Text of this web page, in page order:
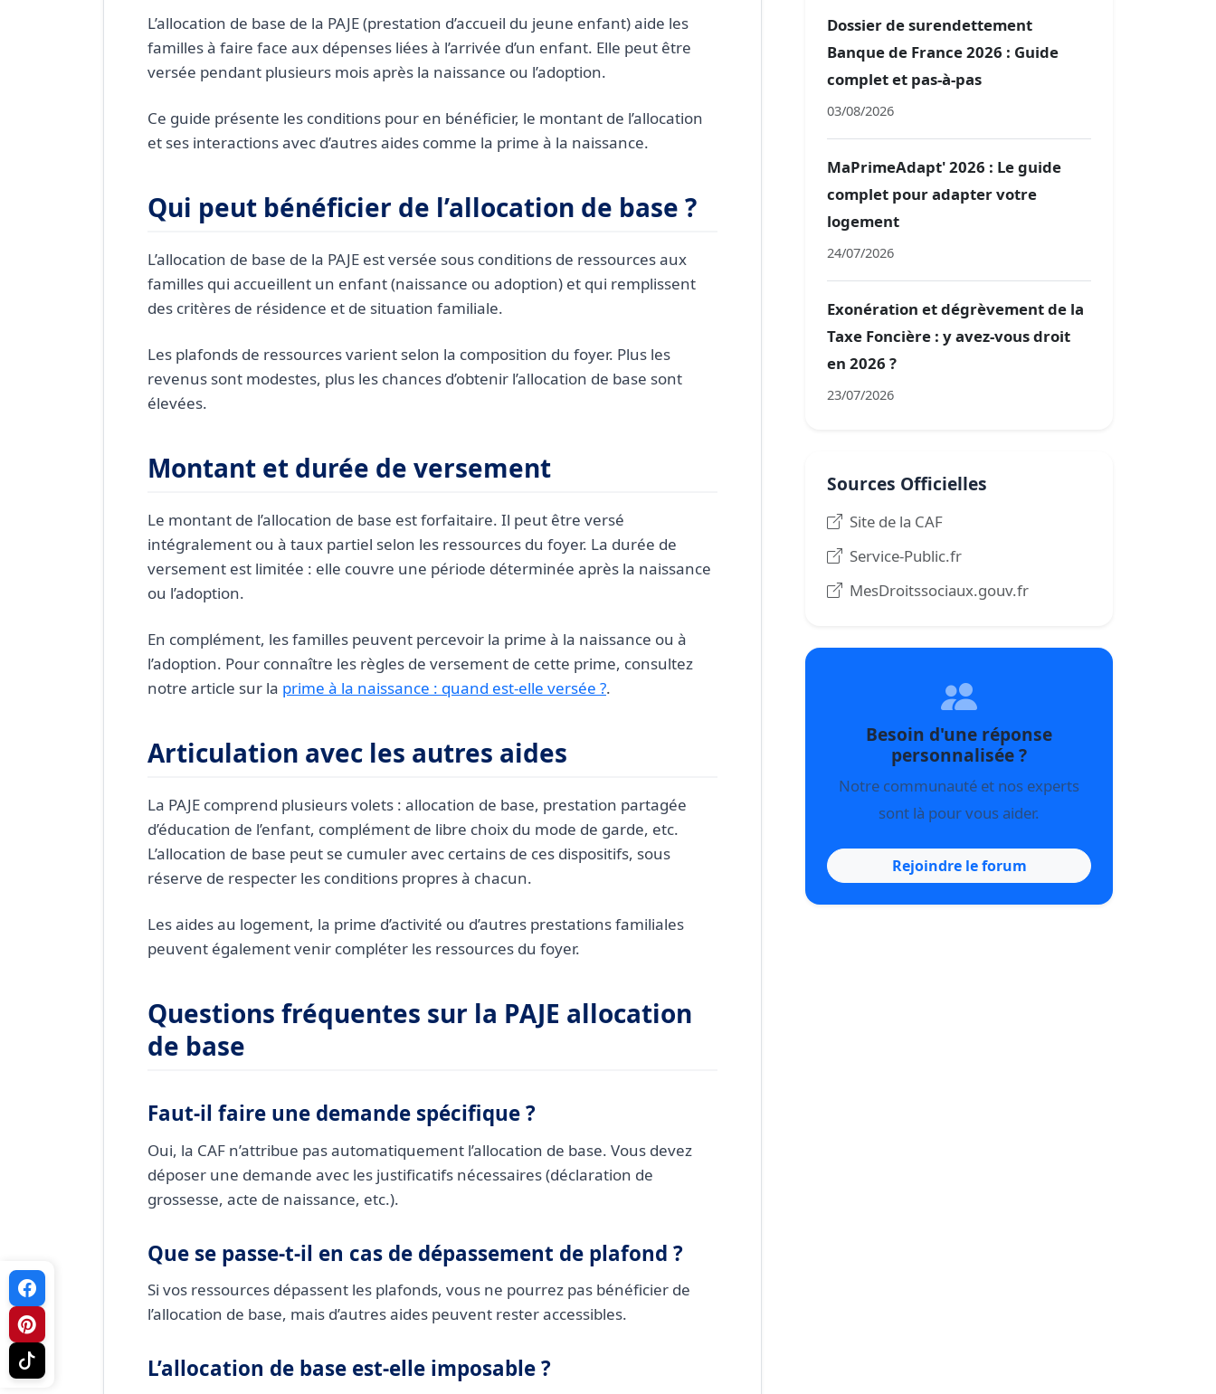
Questions fréquentes sur la PAJE allocation de base
Faut-il faire une demande spécifique ?
Que se passe-t-il en cas de dépassement de plafond ?
L’allocation de base est-elle imposable ?
L’allocation de base de la PAJE (prestation d’accueil du jeune enfant) aide les
familles à faire face aux dépenses liées à l’arrivée d’un enfant. Elle peut être
versée pendant plusieurs mois après la naissance ou l’adoption.
Ce guide présente les conditions pour en bénéficier, le montant de l’allocation
et ses interactions avec d’autres aides comme la prime à la naissance.
Qui peut bénéficier de l’allocation de base ?
L’allocation de base de la PAJE est versée sous conditions de ressources aux
familles qui accueillent un enfant (naissance ou adoption) et qui remplissent
des critères de résidence et de situation familiale.
Les plafonds de ressources varient selon la composition du foyer. Plus les
revenus sont modestes, plus les chances d’obtenir l’allocation de base sont
élevées.
Montant et durée de versement
Le montant de l’allocation de base est forfaitaire. Il peut être versé
intégralement ou à taux partiel selon les ressources du foyer. La durée de
versement est limitée : elle couvre une période déterminée après la naissance
ou l’adoption.
En complément, les familles peuvent percevoir la prime à la naissance ou à
l’adoption. Pour connaître les règles de versement de cette prime, consultez
notre article sur la prime à la naissance : quand est-elle versée ?.
Articulation avec les autres aides
La PAJE comprend plusieurs volets : allocation de base, prestation partagée
d’éducation de l’enfant, complément de libre choix du mode de garde, etc.
L’allocation de base peut se cumuler avec certains de ces dispositifs, sous
réserve de respecter les conditions propres à chacun.
Les aides au logement, la prime d’activité ou d’autres prestations familiales
peuvent également venir compléter les ressources du foyer.
Questions fréquentes sur la PAJE allocation
de base
Faut-il faire une demande spécifique ?
Oui, la CAF n’attribue pas automatiquement l’allocation de base. Vous devez
déposer une demande avec les justificatifs nécessaires (déclaration de
grossesse, acte de naissance, etc.).
Que se passe-t-il en cas de dépassement de plafond ?
Si vos ressources dépassent les plafonds, vous ne pourrez pas bénéficier de
l’allocation de base, mais d’autres aides peuvent rester accessibles.
L’allocation de base est-elle imposable ?
Dossier de surendettement
Banque de France 2026 : Guide
complet et pas-à-pas
03/08/2026
MaPrimeAdapt' 2026 : Le guide
complet pour adapter votre
logement
24/07/2026
Exonération et dégrèvement de la
Taxe Foncière : y avez-vous droit
en 2026 ?
23/07/2026
Sources Officielles
Site de la CAF
Service-Public.fr
MesDroitssociaux.gouv.fr
Besoin d'une réponse
personnalisée ?
Notre communauté et nos experts
sont là pour vous aider.
Rejoindre le forum